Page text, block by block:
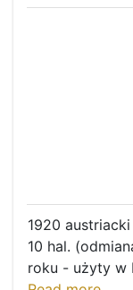
1920
10 hal.
roku - użyty w